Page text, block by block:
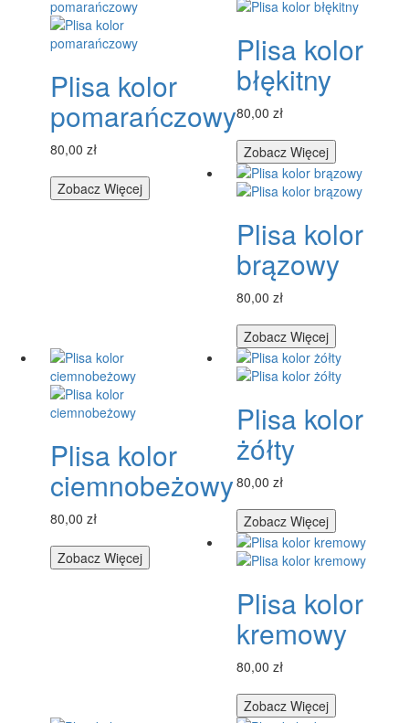
Plisa kolor
pomarańczowy
80,00 zł
Zobacz Więcej
Plisa kolor
błękitny
80,00 zł
Zobacz Więcej
Plisa kolor
brązowy
80,00 zł
Zobacz Więcej
Plisa kolor
ciemnobeżowy
80,00 zł
Zobacz Więcej
Plisa kolor
żółty
80,00 zł
Zobacz Więcej
Plisa kolor
kremowy
80,00 zł
Zobacz Więcej